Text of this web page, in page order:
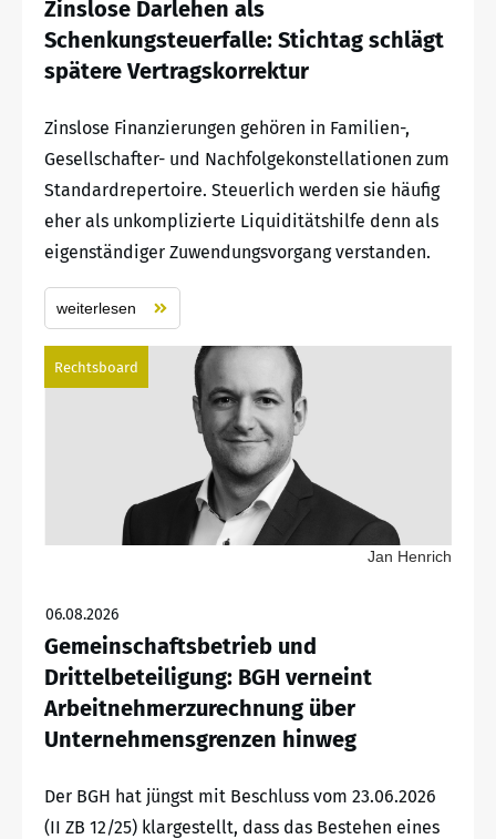
Zinslose Darlehen als
Schenkungsteuerfalle: Stichtag schlägt
spätere Vertragskorrektur
Zinslose Finanzierungen gehören in Familien-,
Gesellschafter- und Nachfolgekonstellationen zum
Standardrepertoire. Steuerlich werden sie häufig
eher als unkomplizierte Liquiditätshilfe denn als
eigenständiger Zuwendungsvorgang verstanden.
weiterlesen
Rechtsboard
Jan Henrich
06.08.2026
Gemeinschaftsbetrieb und
Drittelbeteiligung: BGH verneint
Arbeitnehmerzurechnung über
Unternehmensgrenzen hinweg
Der BGH hat jüngst mit Beschluss vom 23.06.2026
(II ZB 12/25) klargestellt, dass das Bestehen eines